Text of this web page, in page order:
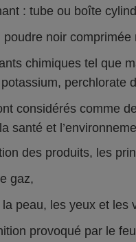
: tube ou boîte
poudre noir comprimée
chimiques tel que
perchlorate
considérés comme
santé et
des produits, les
gaz,
peau, les yeux et les
provoqué par le